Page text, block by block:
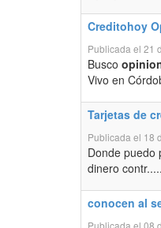
Creditohoy
Publicada el 21
Busco
Vivo en
Tarjetas de
Publicada el 18
Donde puedo
dinero
conocen al
Publicada el 08